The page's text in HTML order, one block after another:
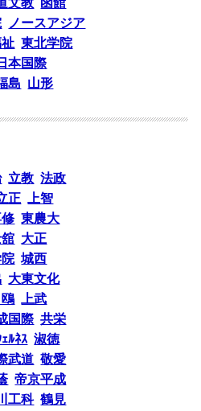
文教 函館
ノースアジア
東北学院
本国際
島 山形
立教 法政
正
上智
東農大
舘 大正
城西
大東文化
上武
国際 共栄
ﾙﾈｽ 淑徳
武道 敬愛
帝京平成
工科 鶴見